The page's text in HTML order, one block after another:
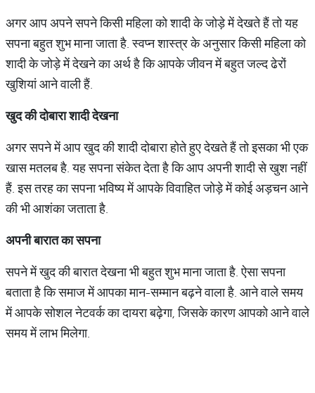
अगर आप अपने सपने किसी महिला को शादी के जोड़े में देखते हैं तो यह
सपना बहुत शुभ माना जाता है. स्वप्न शास्त्र के अनुसार किसी महिला को
शादी के जोड़े में देखने का अर्थ है कि आपके जीवन में बहुत जल्द ढेरों
खुशियां आने वाली हैं.
खुदकीदोबाराशादीदेखना
अगर सपने में आप खुद की शादी दोबारा होते हुए देखते हैं तो इसका भी एक
खास मतलब है. यह सपना संकेत देता है कि आप अपनी शादी से खुश नहीं
हैं. इस तरह का सपना भविष्य में आपके विवाहित जोड़े में कोई अड़चन आने
की भी आशंका जताता है.
अपनीबारातकासपना
सपने में खुद की बारात देखना भी बहुत शुभ माना जाता है. ऐसा सपना
बताता है कि समाज में आपका मान-सम्मान बढ़ने वाला है. आने वाले समय
में आपके सोशल नेटवर्क का दायरा बढ़ेगा, जिसके कारण आपको आने वाले
समय में लाभ मिलेगा.